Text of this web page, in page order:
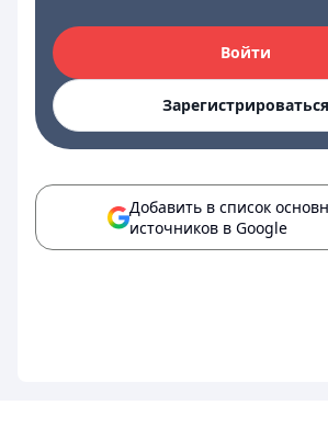
Войти
Зарегистрироваться
Добавить в список
источников в Google